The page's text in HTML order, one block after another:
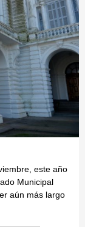
este año
Municipal
aún más largo